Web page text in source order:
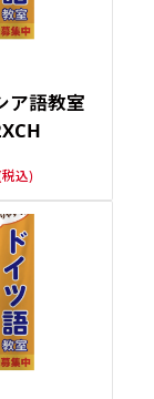
ア語教室
込)